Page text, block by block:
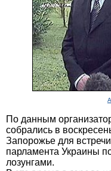
По данным
собрались в
Запорожье для
парламента Украины
лозунгами.